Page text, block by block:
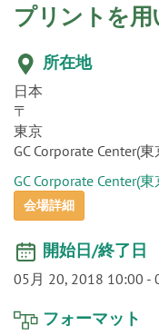
プリントを用
所在地
日本
〒
東京
GC Corporate Center(
GC Corporate Center(
会場詳細
開始日/終了日
05月 20, 2018 10:00 -
フォーマット